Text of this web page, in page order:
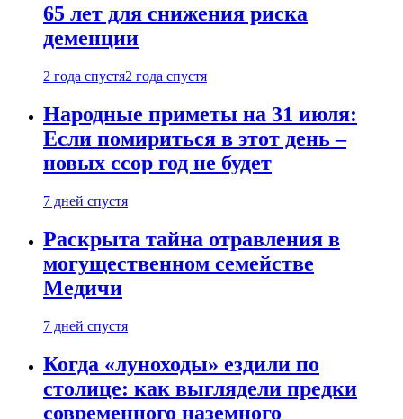
65 лет для снижения риска
деменции
2 года спустя2 года спустя
Народные приметы на 31 июля:
Если помириться в этот день –
новых ссор год не будет
7 дней спустя
Раскрыта тайна отравления в
могущественном семействе
Медичи
7 дней спустя
Когда «луноходы» ездили по
столице: как выглядели предки
современного наземного